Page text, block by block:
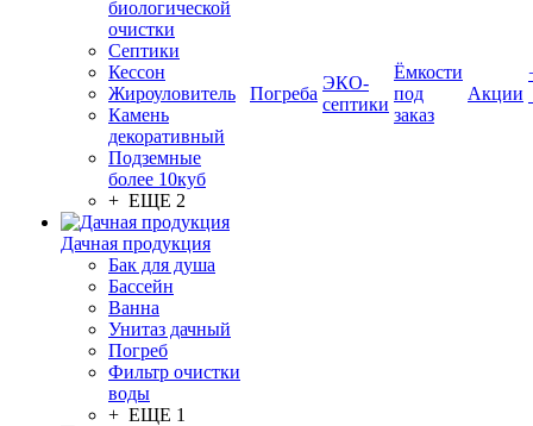
биологической
очистки
Септики
Кессон
Жироуловитель
Камень
декоративный
Подземные
более 10куб
+ ЕЩЕ 2
Дачная продукция
Бак для душа
Бассейн
Ванна
Унитаз дачный
Погреб
Фильтр очистки
воды
+ ЕЩЕ 1
Погреба
ЭКО-
септики
Ёмкости
под
заказ
Акции